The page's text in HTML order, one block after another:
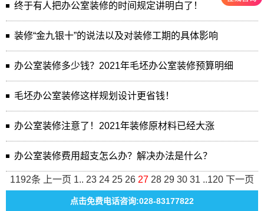
终于有人把办公室装修的时间规定讲明白了！
装修“金九银十”的说法以及对装修工期的具体影响
办公室装修多少钱？2021年毛坯办公室装修预算明细
毛坯办公室装修这样规划设计更省钱！
办公室装修注意了！2021年装修原材料已经大涨
办公室装修费用超支怎么办？解决办法是什么？
1192条 上一页 1.. 23 24 25 26 27 28 29 30 31 ..120 下一页
点击免费电话咨询:028-83177822